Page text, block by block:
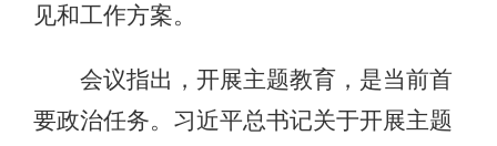
见和工作方案。
会议指出，开展主题教育，是当前首
要政治任务。习近平总书记关于开展主题